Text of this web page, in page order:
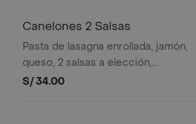
Canelones 2 Salsas
Pasta de lasagna enrollada, jamón,
queso, 2 salsas a elección,
parmesano y orégano, 3 unidades de
S/ 34.00